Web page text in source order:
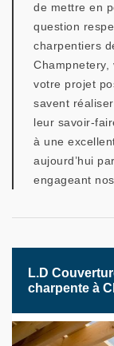
de mettre en
question
charpentiers
Champnetery,
votre projet
savent
leur savoir-
à une
aujourd’hui
engageant
L.D
charpente à